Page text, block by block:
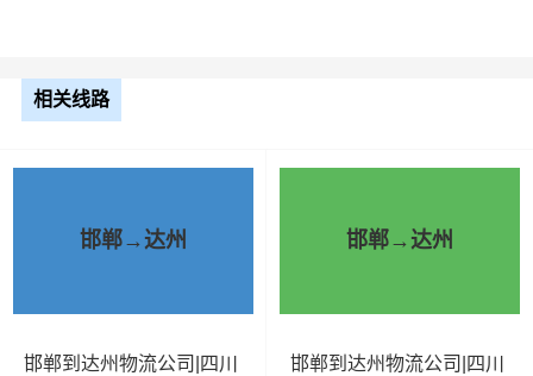
3.2米货车
5.2米货车 31立方 5.2×2.4×2.6
7.6米货车 48立方 16吨 7.6×2.4×2.8
相关线路
邯郸→达州
邯郸到达州物流公司|四川
邯郸→达州
邯郸到达州物流公司|四川